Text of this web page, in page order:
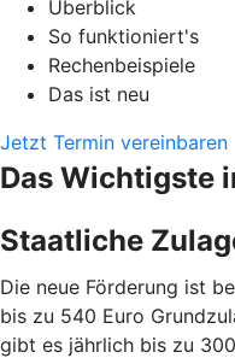
Überblick
So funktioniert's
Rechenbeispiele
Das ist neu
Jetzt Termin vereinbaren
Das Wichtigste
Staatliche
Die neue Förderung ist
bis zu 540 Euro
gibt es jährlich bis zu